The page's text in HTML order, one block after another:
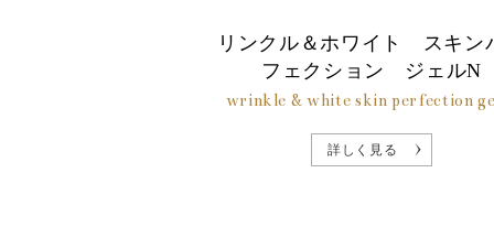
リンクル＆ホワイト スキン
フェクション ジェルN
wrinkle & white skin perfection
詳しく見る